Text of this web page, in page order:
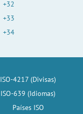
+32
+33
+34
ISO-4217 (Divisas)
ISO-639 (Idiomas)
Países ISO